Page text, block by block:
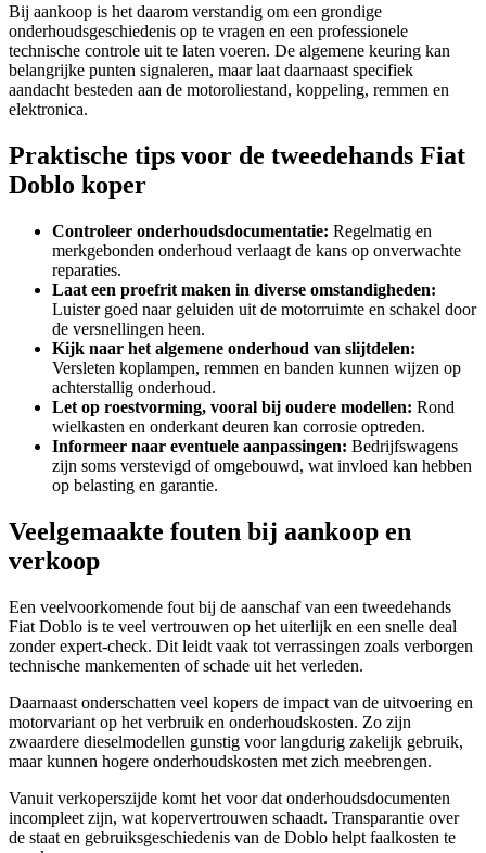
Bij aankoop is het daarom verstandig om een grondige
onderhoudsgeschiedenis op te vragen en een professionele
technische controle uit te laten voeren. De algemene keuring kan
belangrijke punten signaleren, maar laat daarnaast specifiek
aandacht besteden aan de motoroliestand, koppeling, remmen en
elektronica.
Praktische tips voor de tweedehands Fiat
Doblo koper
Controleer onderhoudsdocumentatie: Regelmatig en
merkgebonden onderhoud verlaagt de kans op onverwachte
reparaties.
Laat een proefrit maken in diverse omstandigheden:
Luister goed naar geluiden uit de motorruimte en schakel door
de versnellingen heen.
Kijk naar het algemene onderhoud van slijtdelen:
Versleten koplampen, remmen en banden kunnen wijzen op
achterstallig onderhoud.
Let op roestvorming, vooral bij oudere modellen: Rond
wielkasten en onderkant deuren kan corrosie optreden.
Informeer naar eventuele aanpassingen: Bedrijfswagens
zijn soms verstevigd of omgebouwd, wat invloed kan hebben
op belasting en garantie.
Veelgemaakte fouten bij aankoop en
verkoop
Een veelvoorkomende fout bij de aanschaf van een tweedehands
Fiat Doblo is te veel vertrouwen op het uiterlijk en een snelle deal
zonder expert-check. Dit leidt vaak tot verrassingen zoals verborgen
technische mankementen of schade uit het verleden.
Daarnaast onderschatten veel kopers de impact van de uitvoering en
motorvariant op het verbruik en onderhoudskosten. Zo zijn
zwaardere dieselmodellen gunstig voor langdurig zakelijk gebruik,
maar kunnen hogere onderhoudskosten met zich meebrengen.
Vanuit verkoperszijde komt het voor dat onderhoudsdocumenten
incompleet zijn, wat kopervertrouwen schaadt. Transparantie over
de staat en gebruiksgeschiedenis van de Doblo helpt faalkosten te